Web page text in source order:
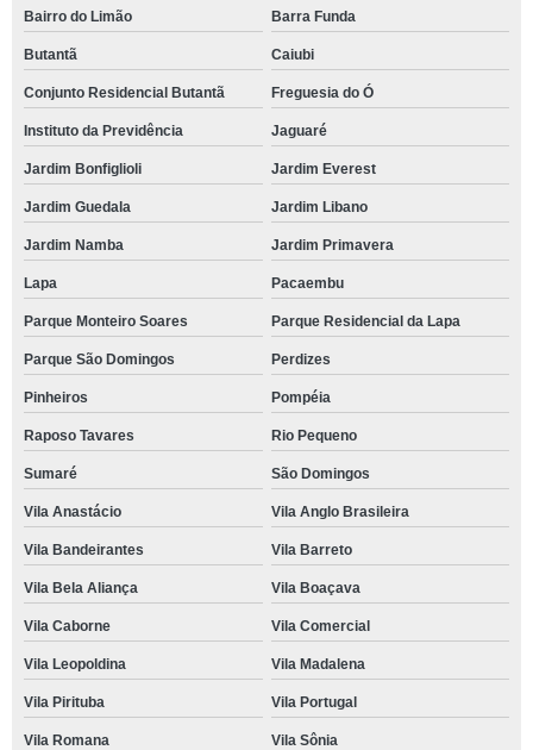
Bairro do Limão Barra Funda
Butantã Caiubi
Conjunto Residencial Butantã Freguesia do Ó
Instituto da Previdência Jaguaré
Jardim Bonfiglioli Jardim Everest
Jardim Guedala Jardim Libano
Jardim Namba Jardim Primavera
Lapa Pacaembu
Parque Monteiro Soares Parque Residencial da Lapa
Parque São Domingos Perdizes
Pinheiros Pompéia
Raposo Tavares Rio Pequeno
Sumaré São Domingos
Vila Anastácio Vila Anglo Brasileira
Vila Bandeirantes Vila Barreto
Vila Bela Aliança Vila Boaçava
Vila Caborne Vila Comercial
Vila Leopoldina Vila Madalena
Vila Pirituba Vila Portugal
Vila Romana Vila Sônia